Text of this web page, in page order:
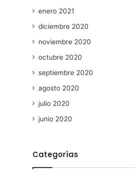
enero 2021
diciembre 2020
noviembre 2020
octubre 2020
septiembre 2020
agosto 2020
julio 2020
junio 2020
Categorías